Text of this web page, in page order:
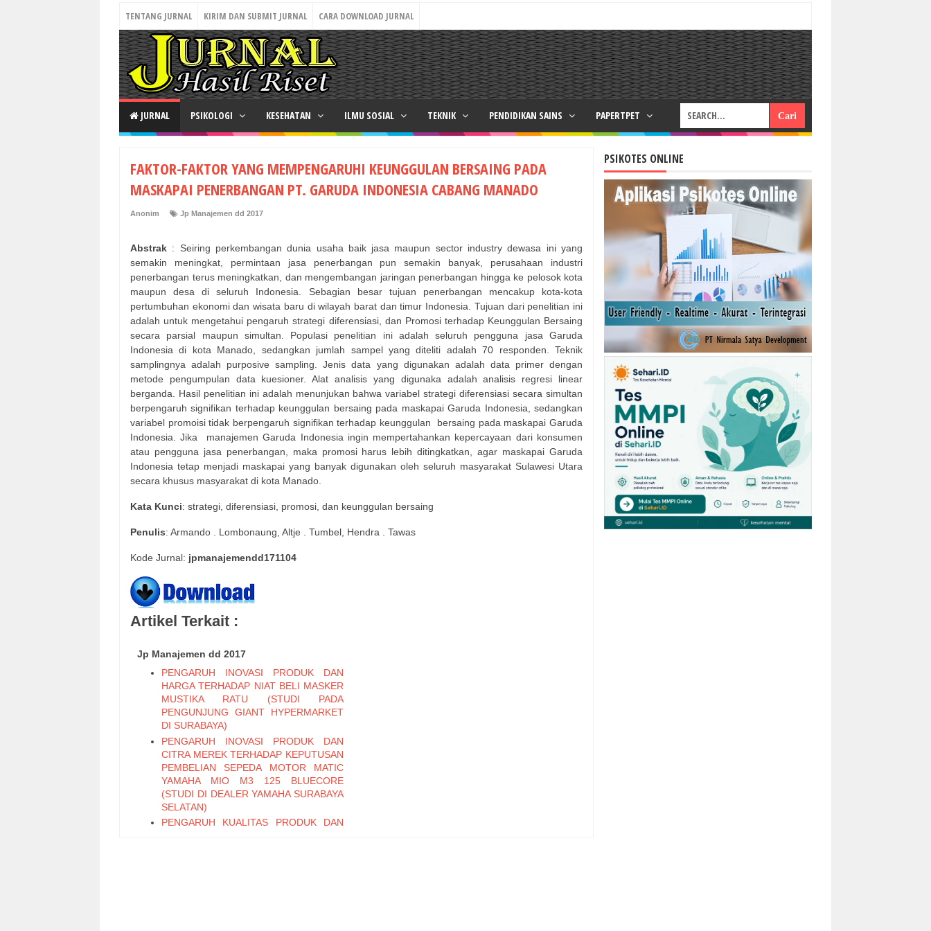
TENTANG JURNAL KIRIM DAN SUBMIT JURNAL CARA DOWNLOAD JURNAL
JURNAL PSIKOLOGI KESEHATAN ILMU SOSIAL TEKNIK PENDIDIKAN SAINS PAPERTPET
FAKTOR-FAKTOR YANG MEMPENGARUHI KEUNGGULAN BERSAING PADA
MASKAPAI PENERBANGAN PT. GARUDA INDONESIA CABANG MANADO
Anonim Jp Manajemen dd 2017
Abstrak : Seiring perkembangan dunia usaha baik jasa maupun sector industry dewasa ini yang
semakin meningkat, permintaan jasa penerbangan pun semakin banyak, perusahaan industri
penerbangan terus meningkatkan, dan mengembangan jaringan penerbangan hingga ke pelosok kota
maupun desa di seluruh Indonesia. Sebagian besar tujuan penerbangan mencakup kota-kota
pertumbuhan ekonomi dan wisata baru di wilayah barat dan timur Indonesia. Tujuan dari penelitian ini
adalah untuk mengetahui pengaruh strategi diferensiasi, dan Promosi terhadap Keunggulan Bersaing
secara parsial maupun simultan. Populasi penelitian ini adalah seluruh pengguna jasa Garuda
Indonesia di kota Manado, sedangkan jumlah sampel yang diteliti adalah 70 responden. Teknik
samplingnya adalah purposive sampling. Jenis data yang digunakan adalah data primer dengan
metode pengumpulan data kuesioner. Alat analisis yang digunaka adalah analisis regresi linear
berganda. Hasil penelitian ini adalah menunjukan bahwa variabel strategi diferensiasi secara simultan
berpengaruh signifikan terhadap keunggulan bersaing pada maskapai Garuda Indonesia, sedangkan
variabel promoisi tidak berpengaruh signifikan terhadap keunggulan
bersaing pada maskapai Garuda
Indonesia. Jika
manajemen Garuda Indonesia ingin mempertahankan kepercayaan dari konsumen
atau pengguna jasa penerbangan, maka promosi harus lebih ditingkatkan, agar maskapai Garuda
Indonesia tetap menjadi maskapai yang banyak digunakan oleh seluruh masyarakat Sulawesi Utara
secara khusus masyarakat di kota Manado.
Kata Kunci: strategi, diferensiasi, promosi, dan keunggulan bersaing
Penulis: Armando . Lombonaung, Altje . Tumbel, Hendra . Tawas
Kode Jurnal: jpmanajemendd171104
Artikel Terkait :
Jp Manajemen dd 2017
PENGARUH INOVASI PRODUK DAN
HARGA TERHADAP NIAT BELI MASKER
MUSTIKA RATU (STUDI PADA
PENGUNJUNG GIANT HYPERMARKET
DI SURABAYA)
PENGARUH INOVASI PRODUK DAN
CITRA MEREK TERHADAP KEPUTUSAN
PEMBELIAN SEPEDA MOTOR MATIC
YAMAHA MIO M3 125 BLUECORE
(STUDI DI DEALER YAMAHA SURABAYA
SELATAN)
PENGARUH KUALITAS PRODUK DAN
PSIKOTES ONLINE